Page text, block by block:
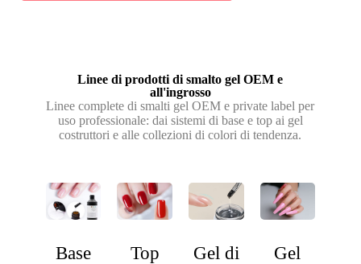
Linee di prodotti di smalto gel OEM e
all'ingrosso
Linee complete di smalti gel OEM e private label per
uso professionale: dai sistemi di base e top ai gel
costruttori e alle collezioni di colori di tendenza.
Base
Top
Gel di
Gel